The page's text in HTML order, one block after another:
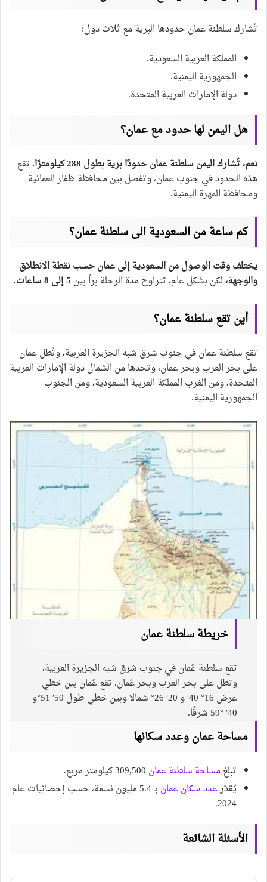
تُشارك سلطنة عمان حدودها البرية مع ثلاث دول:
المملكة العربية السعودية.
الجمهورية اليمنية.
دولة الإمارات العربية المتحدة.
هل اليمن لها حدود مع عمان؟
نعم، تُشارك اليمن سلطنة عمان حدودًا برية بطول 288 كيلومترًا.
تقع
هذه الحدود في جنوب عمان، وتفصل بين محافظة ظفار العمانية
ومحافظة المهرة اليمنية.
كم ساعة من السعودية الى سلطنة عمان؟
يختلف وقت الوصول من السعودية إلى عمان حسب نقطة الانطلاق
والوجهة،لكن بشكل عام، تتراوح مدة الرحلة براً بين 5 إلى 8 ساعات.
أين تقع سلطنة عمان؟
تقع سلطنة عمان في جنوب شرق شبه الجزيرة العربية، وتُطل عمان
على بحر العرب وبحر عمان، وتحدها من الشمال دولة الإمارات العربية
المتحدة، ومن الغرب المملكة العربية السعودية، ومن الجنوب
الجمهورية اليمنية.
خريطة سلطنة عمان
تقع سلطنة عُمان في جنوب شرق شبه الجزيرة العربية،
وتطل على بحر العرب وبحر عُمان. تقع عُمان بين خطي
عرض 16° 40′ و 20′ 26° شمالا وبين خطي طول 50′ 51°و
40′ °59 شرقًا.
مساحة عمان وعدد سكانها
تبلغمساحة سلطنة عمان
يُقدّرعدد سكان عمان
بـ 5.4 مليون نسمة، حسب إحصائيات عام
2024.
الأسئلة الشائعة